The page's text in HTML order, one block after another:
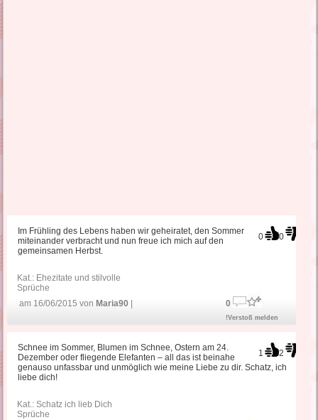
0 0
Im Frühling des Lebens haben wir geheiratet, den Sommer
miteinander verbracht und nun freue ich mich auf den
gemeinsamen Herbst.
Kat.: Ehezitate und stilvolle
Sprüche
am 16/06/2015 von Maria90 0
!Verstoß melden
1 2
Schnee im Sommer, Blumen im Schnee, Ostern am 24.
Dezember oder fliegende Elefanten – all das ist beinahe
genauso unfassbar und unmöglich wie meine Liebe zu dir. Schatz, ich
liebe dich!
Kat.:Schatz ich lieb Dich
Sprüche